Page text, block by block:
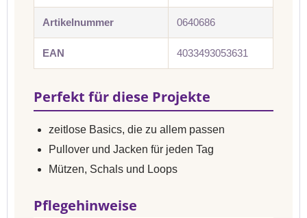
Artikelnummer 0640686
EAN 4033493053631
Perfekt für diese Projekte
zeitlose Basics, die zu allem passen
Pullover und Jacken für jeden Tag
Mützen, Schals und Loops
Pflegehinweise